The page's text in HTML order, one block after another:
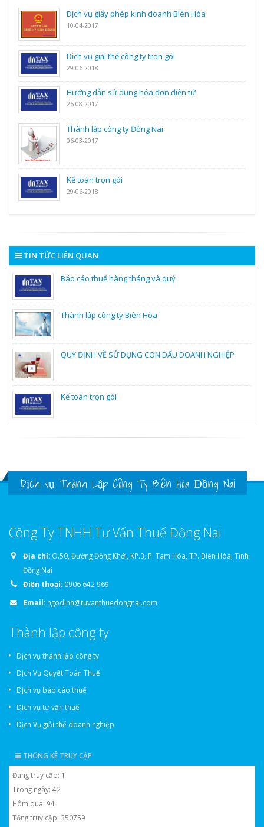
Dịch vụ giấy phép kinh doanh Biên Hòa
10-04-2017
Dịch vụ giải thể công ty trọn gói
29-06-2018
Hướng dẫn sử dụng hóa đơn điện tử
26-08-2017
Thành lập công ty Đồng Nai
06-03-2017
Kế toán trọn gói
29-06-2018
TIN TỨC LIÊN QUAN
Báo cáo thuế hàng tháng và quý
Thành lập công ty Biên Hòa
QUY ĐỊNH VỀ SỬ DỤNG CON DẤU DOANH NGHIỆP
Kế toán trọn gói
Dịch vụ Thành Lập Công Ty Biên Hòa Đồng Nai
Công Ty TNHH Tư Vấn Thuế Đồng Nai
Địa chỉ: O.50, Đường Đồng Khởi, KP.3, P. Tam Hòa, TP. Biên Hòa, Tỉnh
Đồng Nai
Điện thoại: 0906 642 969
Email: ngodinh@tuvanthuedongnai.com
Thành lập công ty
Dịch vụ thành lập công ty
Dịch Vụ Quyết Toán Thuế
Dịch vụ báo cáo thuế
Dịch vụ tư vấn thuế
Dịch Vụ giải thể doanh nghiệp
THỐNG KÊ TRUY CẬP
Đang truy cập: 1
Trong ngày: 42
Hôm qua: 94
Tổng truy cập: 350759